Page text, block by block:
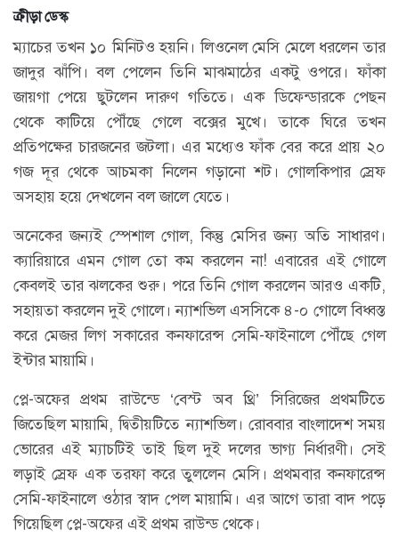
ক্রীড়া ডেস্ক
ম্যাচের তখন ১০ মিনিটও হয়নি। লিওনেল মেসি মেলে ধরলেন তার
জাদুর ঝাঁপি। বল পেলেন তিনি মাঝমাঠের একটু ওপরে। ফাঁকা
জায়গা পেয়ে ছুটলেন দারুণ গতিতে। এক ডিফেন্ডারকে পেছন
থেকে কাটিয়ে পৌঁছে গেলে বক্সের মুখে। তাকে ঘিরে তখন
প্রতিপক্ষের চারজনের জটলা। এর মধ্যেও ফাঁক বের করে প্রায় ২০
গজ দূর থেকে আচমকা নিলেন গড়ানো শট। গোলকিপার স্রেফ
অসহায় হয়ে দেখলেন বল জালে যেতে।
অনেকের জন্যই স্পেশাল গোল, কিন্তু মেসির জন্য অতি সাধারণ।
ক্যারিয়ারে এমন গোল তো কম করলেন না! এবারের এই গোলে
কেবলই তার ঝলকের শুরু। পরে তিনি গোল করলেন আরও একটি,
সহায়তা করলেন দুই গোলে। ন্যাশভিল এসসিকে ৪-০ গোলে বিধ্বস্ত
করে মেজর লিগ সকারের কনফারেন্স সেমি-ফাইনালে পৌঁছে গেল
ইন্টার মায়ামি।
প্লে-অফের প্রথম রাউন্ডে ‘বেস্ট অব থ্রি’ সিরিজের প্রথমটিতে
জিতেছিল মায়ামি, দ্বিতীয়টিতে ন্যাশভিল। রোববার বাংলাদেশ সময়
ভোরের এই ম্যাচটিই তাই ছিল দুই দলের ভাগ্য নির্ধারণী। সেই
লড়াই স্রেফ এক তরফা করে তুললেন মেসি। প্রথমবার কনফারেন্স
সেমি-ফাইনালে ওঠার স্বাদ পেল মায়ামি। এর আগে তারা বাদ পড়ে
গিয়েছিল প্লে-অফের এই প্রথম রাউন্ড থেকে।